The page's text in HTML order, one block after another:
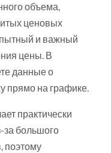
объема,
ценовых
и важный
цены. В
данные о
прямо на графике.
практически
большого
поэтому